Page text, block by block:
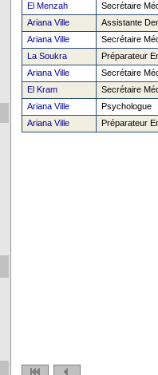
El Menzah
Secrétaire
Ariana Ville
Assistante
Ariana Ville
Secrétaire
La Soukra
Préparateur
Ariana Ville
Secrétaire
El Kram
Secrétaire
Ariana Ville
Psychologue
Ariana Ville
Préparateur